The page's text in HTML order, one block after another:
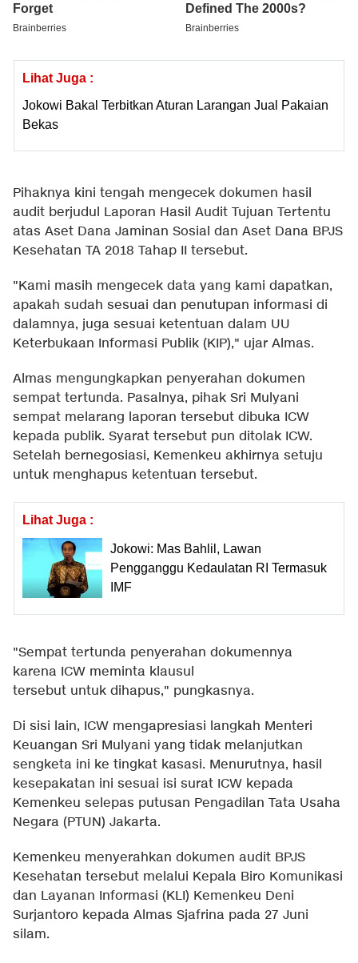
Lihat Juga :
Jokowi Bakal Terbitkan Aturan Larangan Jual Pakaian
Bekas
Pihaknya kini tengah mengecek dokumen hasil
audit berjudul Laporan Hasil Audit Tujuan Tertentu
atas Aset Dana Jaminan Sosial dan Aset Dana BPJS
Kesehatan TA 2018 Tahap II tersebut.
"Kami masih mengecek data yang kami dapatkan,
apakah sudah sesuai dan penutupan informasi di
dalamnya, juga sesuai ketentuan dalam UU
Keterbukaan Informasi Publik (KIP)," ujar Almas.
Almas mengungkapkan penyerahan dokumen
sempat tertunda. Pasalnya, pihak Sri Mulyani
sempat melarang laporan tersebut dibuka ICW
kepada publik. Syarat tersebut pun ditolak ICW.
Setelah bernegosiasi, Kemenkeu akhirnya setuju
untuk menghapus ketentuan tersebut.
Lihat Juga :
Jokowi: Mas Bahlil, Lawan
Pengganggu Kedaulatan RI Termasuk
IMF
"Sempat tertunda penyerahan dokumennya
karena ICW meminta klausul
tersebut untuk dihapus," pungkasnya.
Di sisi lain, ICW mengapresiasi langkah Menteri
Keuangan Sri Mulyani yang tidak melanjutkan
sengketa ini ke tingkat kasasi. Menurutnya, hasil
kesepakatan ini sesuai isi surat ICW kepada
Kemenkeu selepas putusan Pengadilan Tata Usaha
Negara (PTUN) Jakarta.
Kemenkeu menyerahkan dokumen audit BPJS
Kesehatan tersebut melalui Kepala Biro Komunikasi
dan Layanan Informasi (KLI) Kemenkeu Deni
Surjantoro kepada Almas Sjafrina pada 27 Juni
silam.